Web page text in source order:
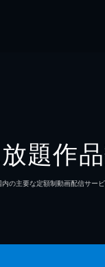
題作
の主要な定額制動画配信サー